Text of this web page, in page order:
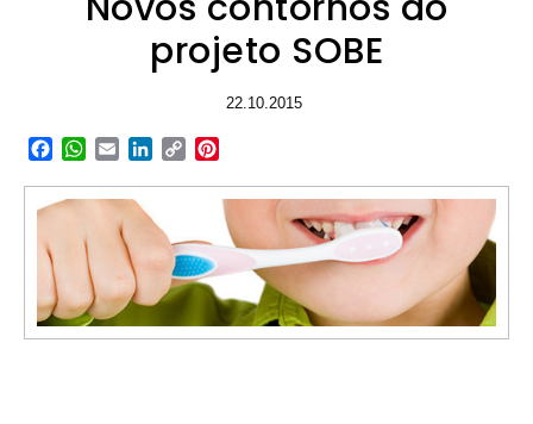
projeto SOBE
22.10.2015
Facebook
WhatsApp
EmailLinkedIn
Copy